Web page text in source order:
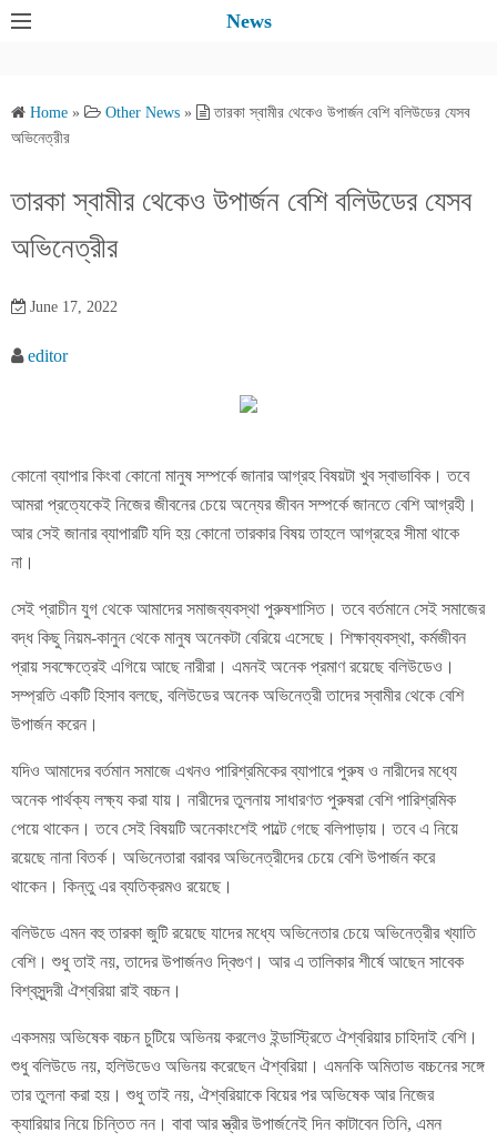
News
Home » Other News »
তারকা স্বামীর থেকেও উপার্জন বেশি বলিউডের যেসব
অভিনেত্রীর
তারকা স্বামীর থেকেও উপার্জন বেশি বলিউডের যেসব
অভিনেত্রীর
June 17, 2022
editor
কোনো ব্যাপার কিংবা কোনো মানুষ সম্পর্কে জানার আগ্রহ বিষয়টা খুব স্বাভাবিক। তবে
আমরা প্রত্যেকেই নিজের জীবনের চেয়ে অন্যের জীবন সম্পর্কে জানতে বেশি আগ্রহী।
আর সেই জানার ব্যাপারটি যদি হয় কোনো তারকার বিষয় তাহলে আগ্রহের সীমা থাকে
না।
সেই প্রাচীন যুগ থেকে আমাদের সমাজব্যবস্থা পুরুষশাসিত। তবে বর্তমানে সেই সমাজের
বদ্ধ কিছু নিয়ম-কানুন থেকে মানুষ অনেকটা বেরিয়ে এসেছে। শিক্ষাব্যবস্থা, কর্মজীবন
প্রায় সবক্ষেত্রেই এগিয়ে আছে নারীরা। এমনই অনেক প্রমাণ রয়েছে বলিউডেও।
সম্প্রতি একটি হিসাব বলছে, বলিউডের অনেক অভিনেত্রী তাদের স্বামীর থেকে বেশি
উপার্জন করেন।
যদিও আমাদের বর্তমান সমাজে এখনও পারিশ্রমিকের ব্যাপারে পুরুষ ও নারীদের মধ্যে
অনেক পার্থক্য লক্ষ্য করা যায়। নারীদের তুলনায় সাধারণত পুরুষরা বেশি পারিশ্রমিক
পেয়ে থাকেন। তবে সেই বিষয়টি অনেকাংশেই পাল্টে গেছে বলিপাড়ায়। তবে এ নিয়ে
রয়েছে নানা বিতর্ক। অভিনেতারা বরাবর অভিনেত্রীদের চেয়ে বেশি উপার্জন করে
থাকেন। কিন্তু এর ব্যতিক্রমও রয়েছে।
বলিউডে এমন বহু তারকা জুটি রয়েছে যাদের মধ্যে অভিনেতার চেয়ে অভিনেত্রীর খ্যাতি
বেশি। শুধু তাই নয়, তাদের উপার্জনও দ্বিগুণ। আর এ তালিকার শীর্ষে আছেন সাবেক
বিশ্বসুন্দরী ঐশ্বরিয়া রাই বচ্চন।
একসময় অভিষেক বচ্চন চুটিয়ে অভিনয় করলেও ইন্ডাস্ট্রিতে ঐশ্বরিয়ার চাহিদাই বেশি।
শুধু বলিউডে নয়, হলিউডেও অভিনয় করেছেন ঐশ্বরিয়া। এমনকি অমিতাভ বচ্চনের সঙ্গে
তার তুলনা করা হয়। শুধু তাই নয়, ঐশ্বরিয়াকে বিয়ের পর অভিষেক আর নিজের
ক্যারিয়ার নিয়ে চিন্তিত নন। বাবা আর স্ত্রীর উপার্জনেই দিন কাটাবেন তিনি, এমন